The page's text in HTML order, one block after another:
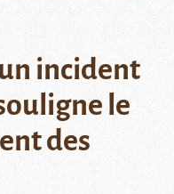
incident
le
des